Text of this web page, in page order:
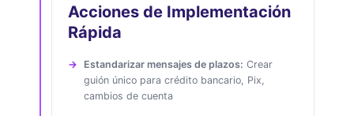
Acciones de Implementación
Rápida
Estandarizar mensajes de plazos: Crear
guión único para crédito bancario, Pix,
cambios de cuenta